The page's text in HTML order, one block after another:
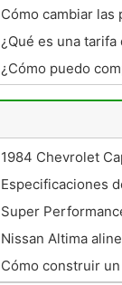
Georgia
Cómo cambiar las
personalizada
¿Qué es una
comprar un coche?
¿Cómo puedo
1984 Chevrolet
Especificaciones
Motores
Super
Nissan Altima
Cómo construir